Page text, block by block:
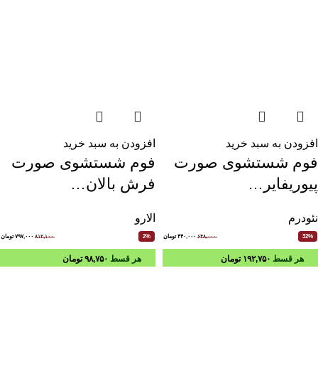
افزودن به سبد خرید
فوم شستشوی صورت
پیوریفایر…
نئودرم
32% ۶۴۸,۰۰۰ ۴۴۰,۰۰۰ تومان
افزودن به سبد خرید
فوم شستشوی صورت
فرش بالان…
الارو
2% ۸۱۲,۱۰۰ ۷۹۷,۰۰۰ تومان
هر قسط ۱۹۲,۷۵۰ تومان هر قسط ۹۸,۷۵۰ تومان